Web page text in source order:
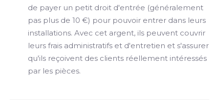
de payer un petit droit d'entrée (généralement
pas plus de 10 €) pour pouvoir entrer dans leurs
installations. Avec cet argent, ils peuvent couvrir
leurs frais administratifs et d'entretien et s'assurer
qu'ils reçoivent des clients réellement intéressés
par les pièces.